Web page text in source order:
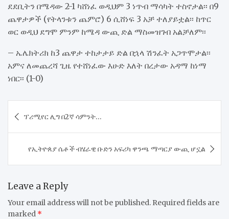
ደደቢትን በሜዳው 2-1 ካሸነፈ ወዲህም 3 ነጥብ ማሳካት ተስኖታል፡፡ በ9
ጨዋታዎች (የትላንቱን ጨምሮ) 6 ሲሸነፍ 3 አቻ ተለያይቷል፡፡ ከጥር
ወር ወዲህ ደግሞ ምንም ከሜዳ ውጪ ድል ማስመዝገብ አልቻለም፡፡
– ኤሌክትሪክ ከ3 ጨዋታ ተከታታይ ድል በኋላ ሽንፈት አጋጥሞታል፡፡
አምና ለመጨረሻ ጊዜ የተሸነፈው እሁድ እለት በረታው አዳማ ከነማ
ነበር፡፡ (1-0)
navigation
ፕሪሚየር ሊግ በ2ኛ ሳምንት…
የኢትዮጰያ ሴቶች ብሄራዊ ቡድን አፍሪካ ዋንጫ ማጣርያ ውጪ ሆኗል
Leave a Reply
Your email address will not be published. Required fields are
marked *